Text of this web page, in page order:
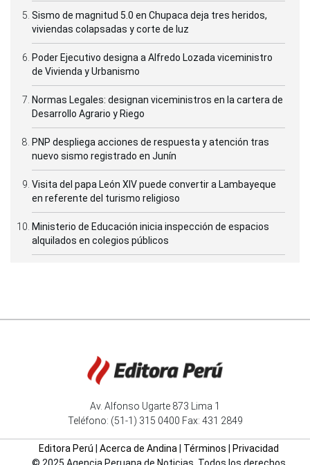
Sismo de magnitud 5.0 en Chupaca deja tres heridos,
viviendas colapsadas y corte de luz
Poder Ejecutivo designa a Alfredo Lozada viceministro
de Vivienda y Urbanismo
Normas Legales: designan viceministros en la cartera de
Desarrollo Agrario y Riego
PNP despliega acciones de respuesta y atención tras
nuevo sismo registrado en Junín
Visita del papa León XIV puede convertir a Lambayeque
en referente del turismo religioso
Ministerio de Educación inicia inspección de espacios
alquilados en colegios públicos
Av. Alfonso Ugarte 873 Lima 1
Teléfono: (51-1) 315 0400 Fax: 431 2849
Editora Perú Acerca de Andina Términos
Privacidad